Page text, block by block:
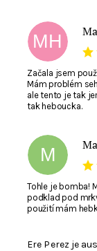
MH
Začala jsem
Mám problém
ale tento je tak
tak heboucka.
M
Tohle je bomba!
podklad pod
použití mám
Ere Perez je